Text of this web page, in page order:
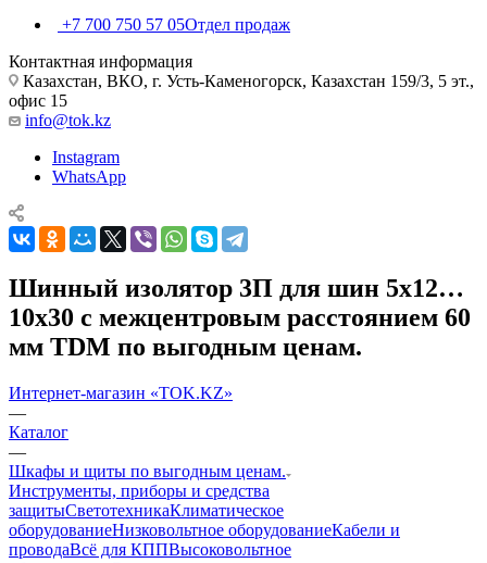
+7 700 750 57 05Отдел продаж
Контактная информация
Казахстан, ВКО, г. Усть-Каменогорск, Казахстан 159/3, 5 эт.,
офис 15
info@tok.kz
Instagram
WhatsApp
Шинный изолятор 3П для шин 5х12…
10x30 с межцентровым расстоянием 60
мм TDM по выгодным ценам.
Интернет-магазин «TOK.KZ»
—
Каталог
—
Шкафы и щиты по выгодным ценам.
Инструменты, приборы и средства
защитыСветотехникаКлиматическое
оборудованиеНизковольтное оборудованиеКабели и
проводаВсё для КППВысоковольтное